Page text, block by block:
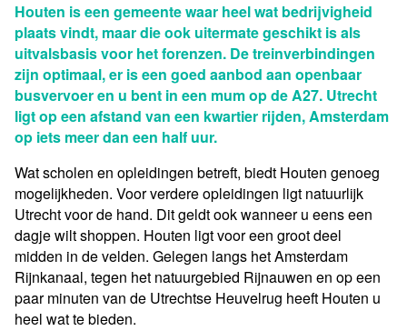
Houten is een gemeente waar heel wat bedrijvigheid
plaats vindt, maar die ook uitermate geschikt is als
uitvalsbasis voor het forenzen. De treinverbindingen
zijn optimaal, er is een goed aanbod aan openbaar
busvervoer en u bent in een mum op de A27. Utrecht
ligt op een afstand van een kwartier rijden, Amsterdam
op iets meer dan een half uur.
Wat scholen en opleidingen betreft, biedt Houten genoeg
mogelijkheden. Voor verdere opleidingen ligt natuurlijk
Utrecht voor de hand. Dit geldt ook wanneer u eens een
dagje wilt shoppen. Houten ligt voor een groot deel
midden in de velden. Gelegen langs het Amsterdam
Rijnkanaal, tegen het natuurgebied Rijnauwen en op een
paar minuten van de Utrechtse Heuvelrug heeft Houten u
heel wat te bieden.